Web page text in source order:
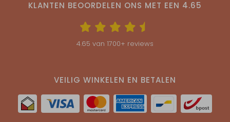
KLANTEN BEOORDELEN ONS MET EEN 4.65
4.65 van 1700+ reviews
VEILIG WINKELEN EN BETALEN